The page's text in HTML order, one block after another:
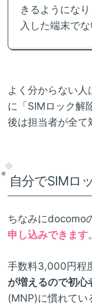
きるようにな
入した端末で
よく分からない
に「SIMロック解
後は担当者が全て
自分でSIMロ
ちなみにdocomo
申し込みできます。
手数料3,000円程
が増えるので初心
(MNP)に慣れてい